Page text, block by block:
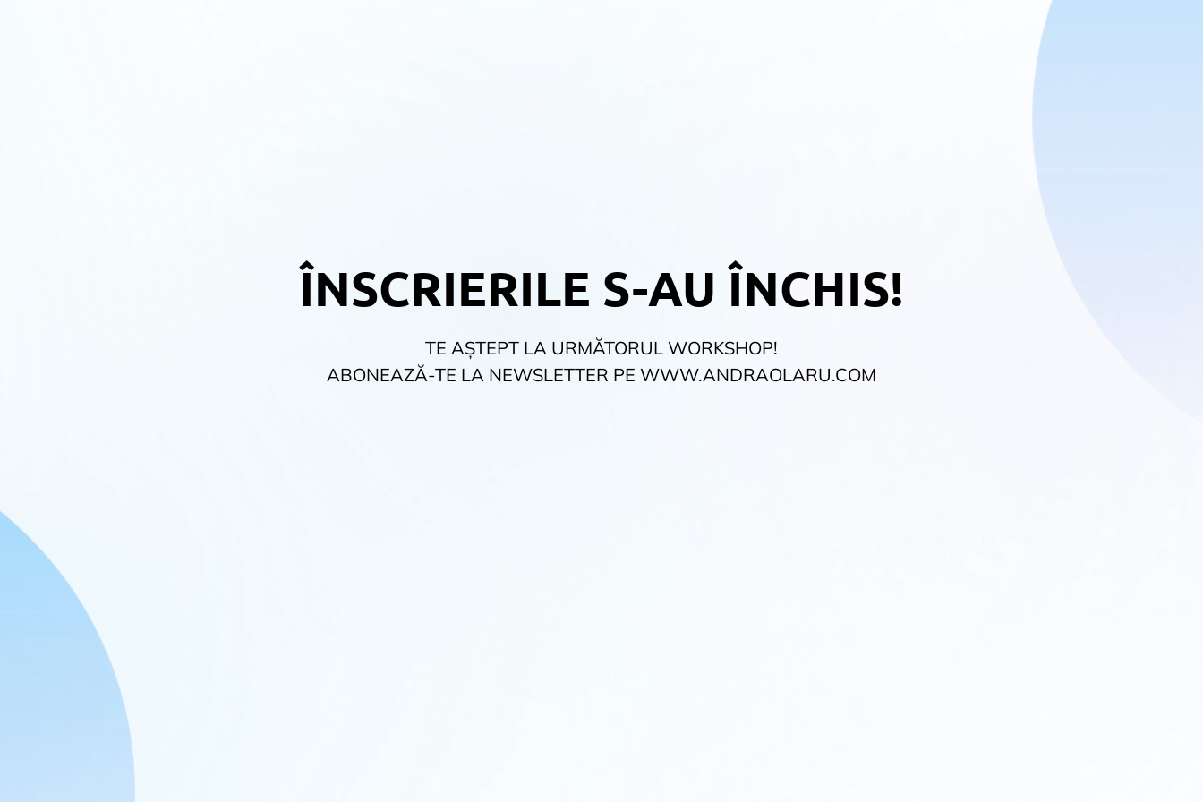
ÎNSCRIERILE S-AU ÎNCHIS!
TE AȘTEPT LA URMĂTORUL WORKSHOP!
ABONEAZĂ-TE LA NEWSLETTER PE WWW.ANDRAOLARU.COM